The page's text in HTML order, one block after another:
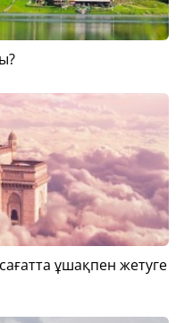
ұшақпен жетуге